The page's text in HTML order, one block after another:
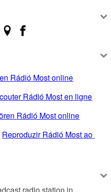
Rádió Most online
Rádió Most en ligne
Rádió Most online
Reproduzir Rádió Most ao